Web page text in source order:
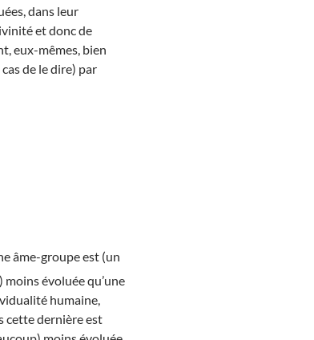
dans leur
et donc de
eux-mêmes, bien
de le dire) par
âme-groupe est (un
moins évoluée qu’une
humaine,
cette dernière est